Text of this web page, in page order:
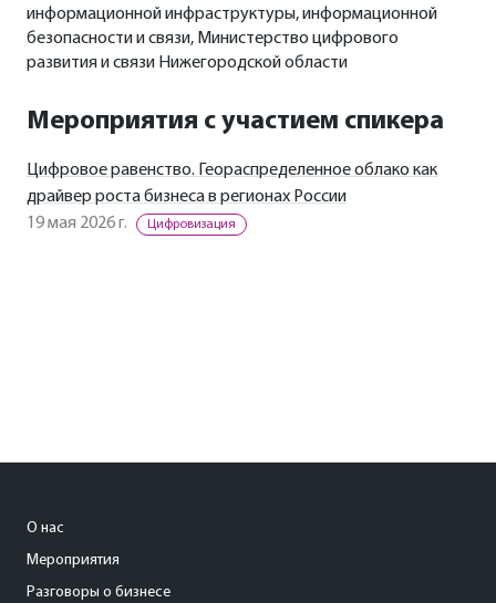
информационной инфраструктуры, информационной
безопасности и связи, Министерство цифрового
развития и связи Нижегородской области
Мероприятия с участием спикера
Цифровое равенство. Геораспределенное облако как
драйвер роста бизнеса в регионах России
19 мая 2026 г.
Цифровизация
О нас
Мероприятия
Разговоры о бизнесе